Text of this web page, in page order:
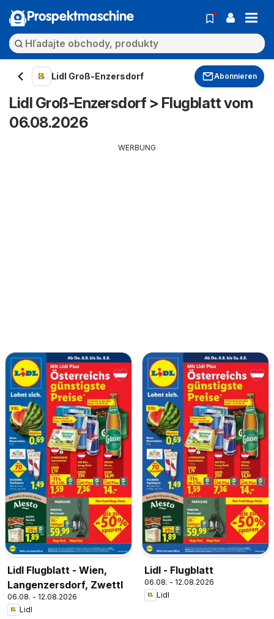
Prospektmaschine
Lidl Groß-Enzersdorf Abonnieren
Lidl Groß-Enzersdorf > Flugblatt vom
06.08.2026
WERBUNG
Lidl Flugblatt - Wien,
Langenzersdorf, Zwettl
06.08. - 12.08.2026
Lidl
Lidl - Flugblatt
06.08. - 12.08.2026
Lidl